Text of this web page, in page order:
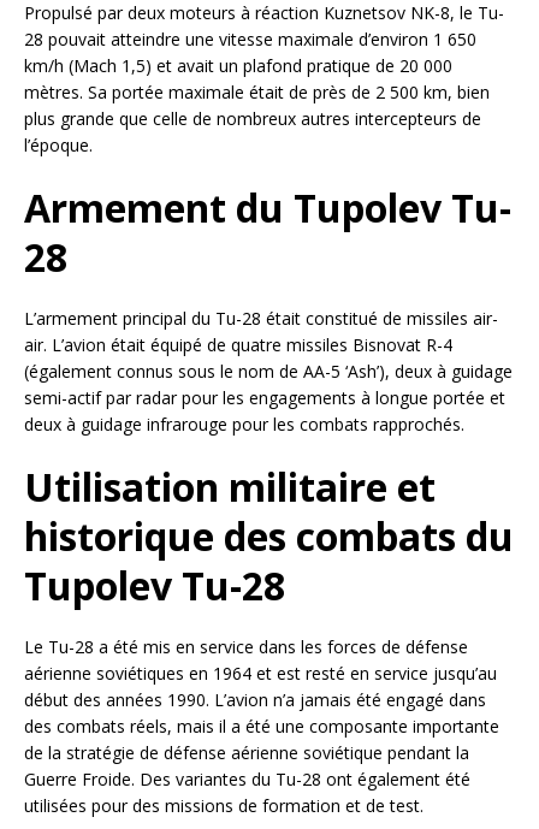
Propulsé par deux moteurs à réaction Kuznetsov NK-8, le Tu-
28 pouvait atteindre une vitesse maximale d’environ 1 650
km/h (Mach 1,5) et avait un plafond pratique de 20 000
mètres. Sa portée maximale était de près de 2 500 km, bien
plus grande que celle de nombreux autres intercepteurs de
l’époque.
Armement du Tupolev Tu-
28
L’armement principal du Tu-28 était constitué de missiles air-
air. L’avion était équipé de quatre missiles Bisnovat R-4
(également connus sous le nom de AA-5 ‘Ash’), deux à guidage
semi-actif par radar pour les engagements à longue portée et
deux à guidage infrarouge pour les combats rapprochés.
Utilisation militaire et
historique des combats du
Tupolev Tu-28
Le Tu-28 a été mis en service dans les forces de défense
aérienne soviétiques en 1964 et est resté en service jusqu’au
début des années 1990. L’avion n’a jamais été engagé dans
des combats réels, mais il a été une composante importante
de la stratégie de défense aérienne soviétique pendant la
Guerre Froide. Des variantes du Tu-28 ont également été
utilisées pour des missions de formation et de test.